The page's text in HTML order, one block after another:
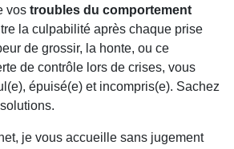
vos troubles du comportement
la culpabilité après chaque prise
de grossir, la honte, ou ce
de contrôle lors de crises, vous
épuisé(e) et incompris(e). Sachez
je vous accueille sans jugement